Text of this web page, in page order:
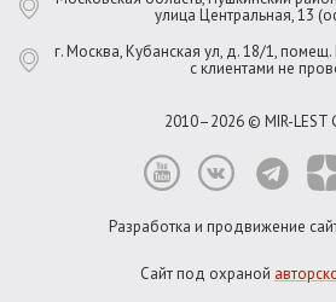
улица Центральная, 13
г. Москва, Кубанская ул, д. 18/1,
с клиентами не
2010–2026 © MIR-LEST
Разработка и продвижение
Сайт под охраной